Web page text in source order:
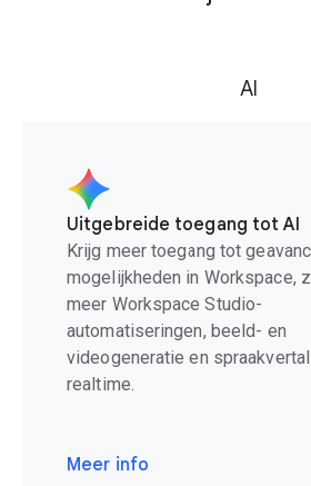
AI
Uitgebreide toegang tot AI
Krijg meer toegang tot
mogelijkheden in Workspace,
meer Workspace Studio-
automatiseringen, beeld- en
videogeneratie en
realtime.
Meer info